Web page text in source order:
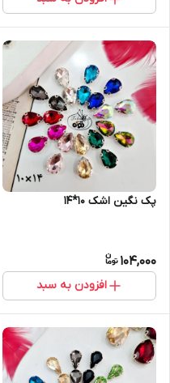
پک نگین اشک ۱۰*۱۴
104,000
افزودن به سبد